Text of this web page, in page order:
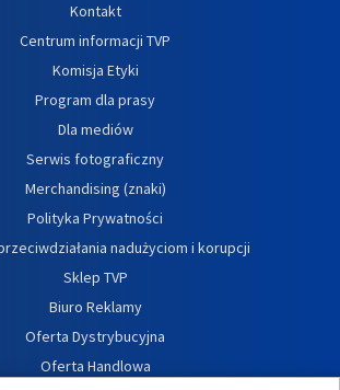
Kontakt
Centrum informacji TVP
Komisja Etyki
Program dla prasy
Dla mediów
Serwis fotograficzny
Merchandising (znaki)
Polityka Prywatności
nadużyciom i korupcji
Sklep TVP
Biuro Reklamy
Oferta Dystrybucyjna
Oferta Handlowa